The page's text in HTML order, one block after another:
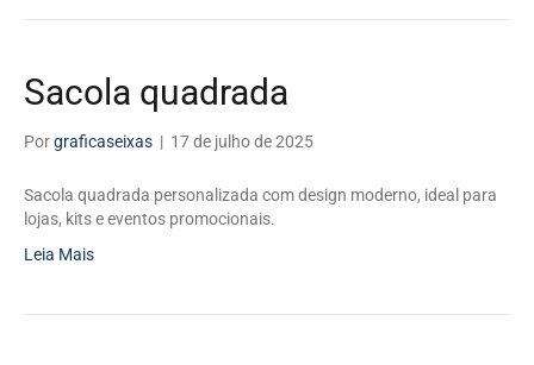
Sacola quadrada
Porgraficaseixas | 17 de julho de 2025
Sacola quadrada personalizada com design moderno, ideal para
lojas, kits e eventos promocionais.
Leia Mais